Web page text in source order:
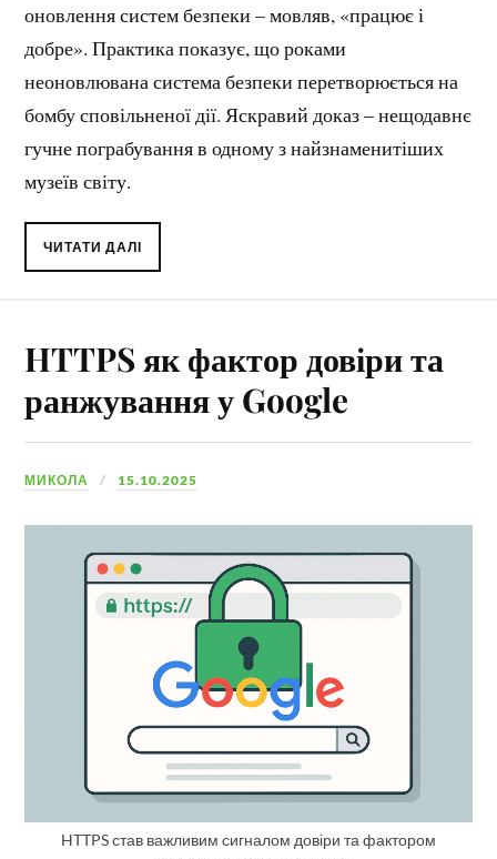
оновлення систем безпеки – мовляв, «працює і
добре». Практика показує, що роками
неоновлювана система безпеки перетворюється на
бомбу сповільненої дії. Яскравий доказ – нещодавнє
гучне пограбування в одному з найзнаменитіших
музеїв світу.
ЧИТАТИ ДАЛІ
HTTPS як фактор довіри та
ранжування у Google
МИКОЛА 15.10.2025
HTTPS став важливим сигналом довіри та фактором